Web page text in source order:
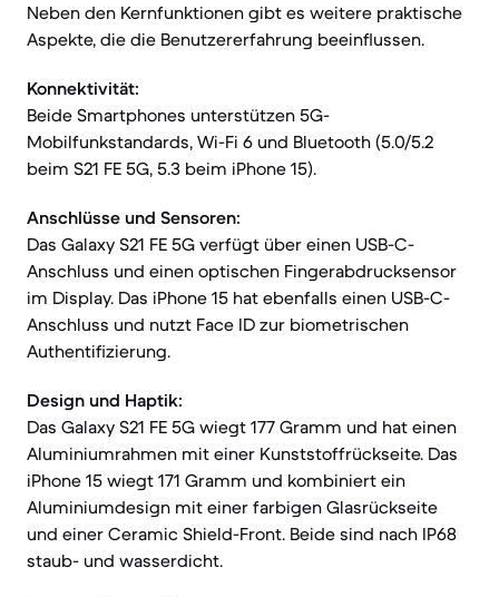
Neben den Kernfunktionen gibt es weitere praktische
Aspekte, die die Benutzererfahrung beeinflussen.
Konnektivität:
Beide Smartphones unterstützen 5G-
Mobilfunkstandards, Wi-Fi 6 und Bluetooth (5.0/5.2
beim S21 FE 5G, 5.3 beim iPhone 15).
Anschlüsse und Sensoren:
Das Galaxy S21 FE 5G verfügt über einen USB-C-
Anschluss und einen optischen Fingerabdrucksensor
im Display. Das iPhone 15 hat ebenfalls einen USB-C-
Anschluss und nutzt Face ID zur biometrischen
Authentifizierung.
Design und Haptik:
Das Galaxy S21 FE 5G wiegt 177 Gramm und hat einen
Aluminiumrahmen mit einer Kunststoffrückseite. Das
iPhone 15 wiegt 171 Gramm und kombiniert ein
Aluminiumdesign mit einer farbigen Glasrückseite
und einer Ceramic Shield-Front. Beide sind nach IP68
staub- und wasserdicht.